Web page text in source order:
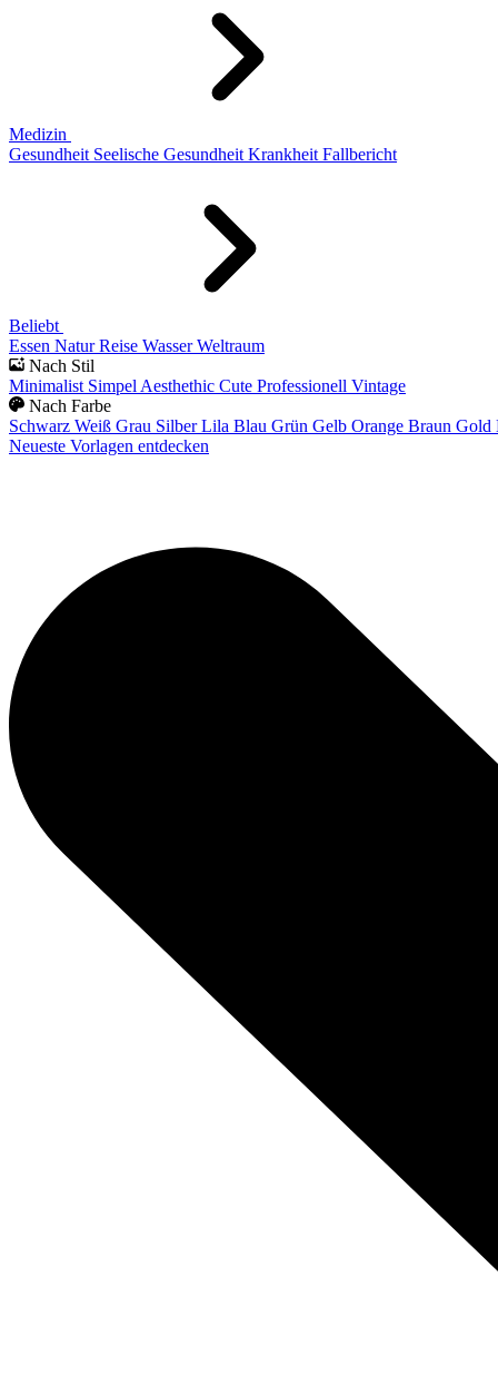
Medizin
Gesundheit Seelische Gesundheit Krankheit Fallbericht
Beliebt
Essen Natur Reise Wasser Weltraum
Nach Stil
Minimalist Simpel Aesthethic Cute Professionell Vintage
Nach Farbe
Schwarz Weiß Grau Silber Lila Blau Grün Gelb Orange Braun Gold
Neueste Vorlagen entdecken